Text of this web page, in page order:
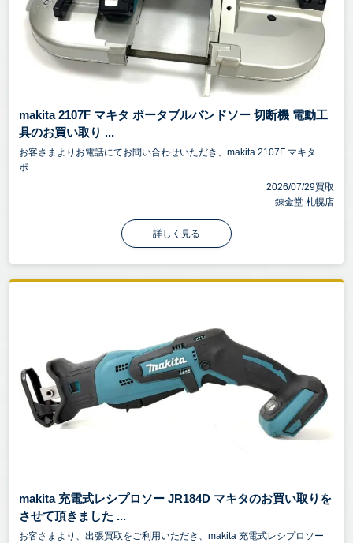
makita 2107F マキタ ポータブルバンドソー 切断機 電動工
具のお買い取り ...
お客さまよりお電話にてお問い合わせいただき、makita 2107F マキタ
ポ...
2026/07/29買取
錬金堂 札幌店
詳しく見る
makita 充電式レシプロソー JR184D マキタのお買い取りを
させて頂きました ...
お客さまより、出張買取をご利用いただき、makita 充電式レシプロソー